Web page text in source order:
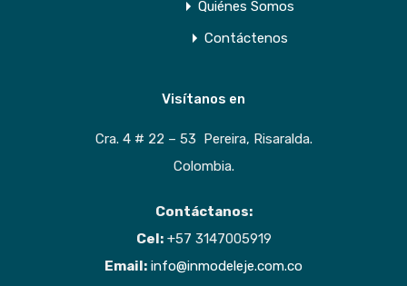
Quiénes Somos
Contáctenos
Visítanos en
Cra. 4 # 22 – 53 Pereira, Risaralda.
Colombia.
Contáctanos:
Cel:+57 3147005919
Email: info@inmodeleje.com.co